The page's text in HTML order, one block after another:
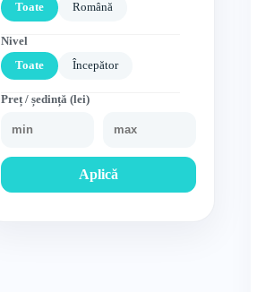
Toate
Română
Nivel
Toate
Începător
Preț / ședință (lei)
Aplică